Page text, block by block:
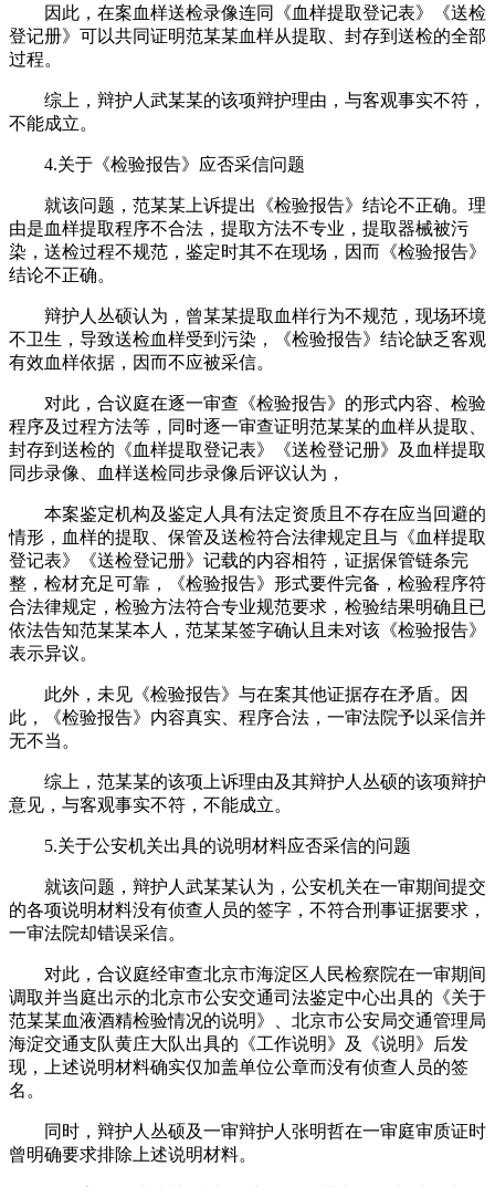
因此，在案血样送检录像连同《血样提取登记表》《送检
登记册》可以共同证明范某某血样从提取、封存到送检的全部
过程。
综上，辩护人武某某的该项辩护理由，与客观事实不符，
不能成立。
4.关于《检验报告》应否采信问题
就该问题，范某某上诉提出《检验报告》结论不正确。理
由是血样提取程序不合法，提取方法不专业，提取器械被污
染，送检过程不规范，鉴定时其不在现场，因而《检验报告》
结论不正确。
辩护人丛硕认为，曾某某提取血样行为不规范，现场环境
不卫生，导致送检血样受到污染，《检验报告》结论缺乏客观
有效血样依据，因而不应被采信。
对此，合议庭在逐一审查《检验报告》的形式内容、检验
程序及过程方法等，同时逐一审查证明范某某的血样从提取、
封存到送检的《血样提取登记表》《送检登记册》及血样提取
同步录像、血样送检同步录像后评议认为，
本案鉴定机构及鉴定人具有法定资质且不存在应当回避的
情形，血样的提取、保管及送检符合法律规定且与《血样提取
登记表》《送检登记册》记载的内容相符，证据保管链条完
整，检材充足可靠，《检验报告》形式要件完备，检验程序符
合法律规定，检验方法符合专业规范要求，检验结果明确且已
依法告知范某某本人，范某某签字确认且未对该《检验报告》
表示异议。
此外，未见《检验报告》与在案其他证据存在矛盾。因
此，《检验报告》内容真实、程序合法，一审法院予以采信并
无不当。
综上，范某某的该项上诉理由及其辩护人丛硕的该项辩护
意见，与客观事实不符，不能成立。
5.关于公安机关出具的说明材料应否采信的问题
就该问题，辩护人武某某认为，公安机关在一审期间提交
的各项说明材料没有侦查人员的签字，不符合刑事证据要求，
一审法院却错误采信。
对此，合议庭经审查北京市海淀区人民检察院在一审期间
调取并当庭出示的北京市公安交通司法鉴定中心出具的《关于
范某某血液酒精检验情况的说明》、北京市公安局交通管理局
海淀交通支队黄庄大队出具的《工作说明》及《说明》后发
现，上述说明材料确实仅加盖单位公章而没有侦查人员的签
名。
同时，辩护人丛硕及一审辩护人张明哲在一审庭审质证时
曾明确要求排除上述说明材料。